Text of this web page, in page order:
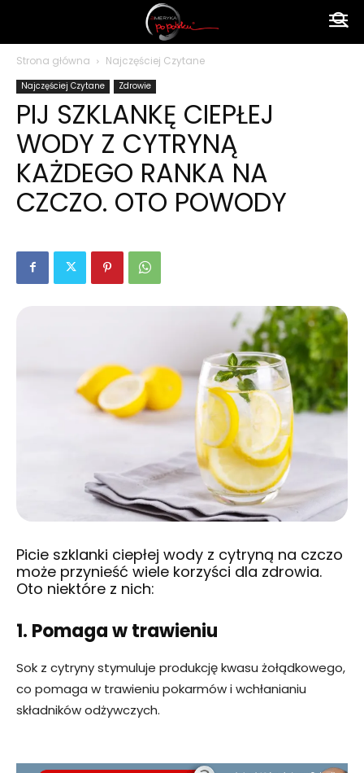
polsku
Strona główna Najczęściej Czytane
Najczęściej Czytane Zdrowie
PIJ SZKLANKĘ CIEPŁEJ
WODY Z CYTRYNĄ
KAŻDEGO RANKA NA
CZCZO. OTO POWODY
Picie szklanki ciepłej wody z cytryną na czczo
może przynieść wiele korzyści dla zdrowia.
Oto niektóre z nich:
1. Pomaga w trawieniu
Sok z cytryny stymuluje produkcję kwasu żołądkowego,
co pomaga w trawieniu pokarmów i wchłanianiu
składników odżywczych.